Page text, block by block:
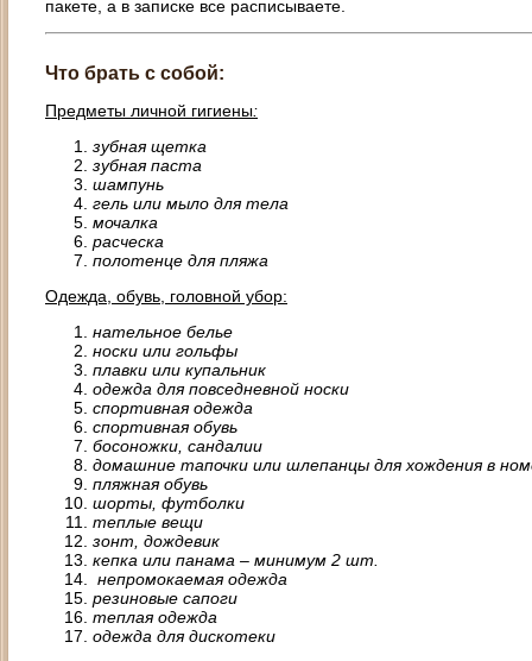
пакете, а в записке все расписываете.
Что брать с собой:
Предметы личной гигиены:
зубная щетка
зубная паста
шампунь
гель или мыло для тела
мочалка
расческа
полотенце для пляжа
Одежда, обувь, головной убор:
нательное белье
носки или гольфы
плавки или купальник
одежда для повседневной носки
спортивная одежда
спортивная обувь
босоножки, сандалии
домашние тапочки или шлепанцы для хождения в
пляжная обувь
шорты, футболки
теплые вещи
зонт, дождевик
кепка или панама – минимум 2 шт.
непромокаемая одежда
резиновые сапоги
теплая одежда
одежда для дискотеки